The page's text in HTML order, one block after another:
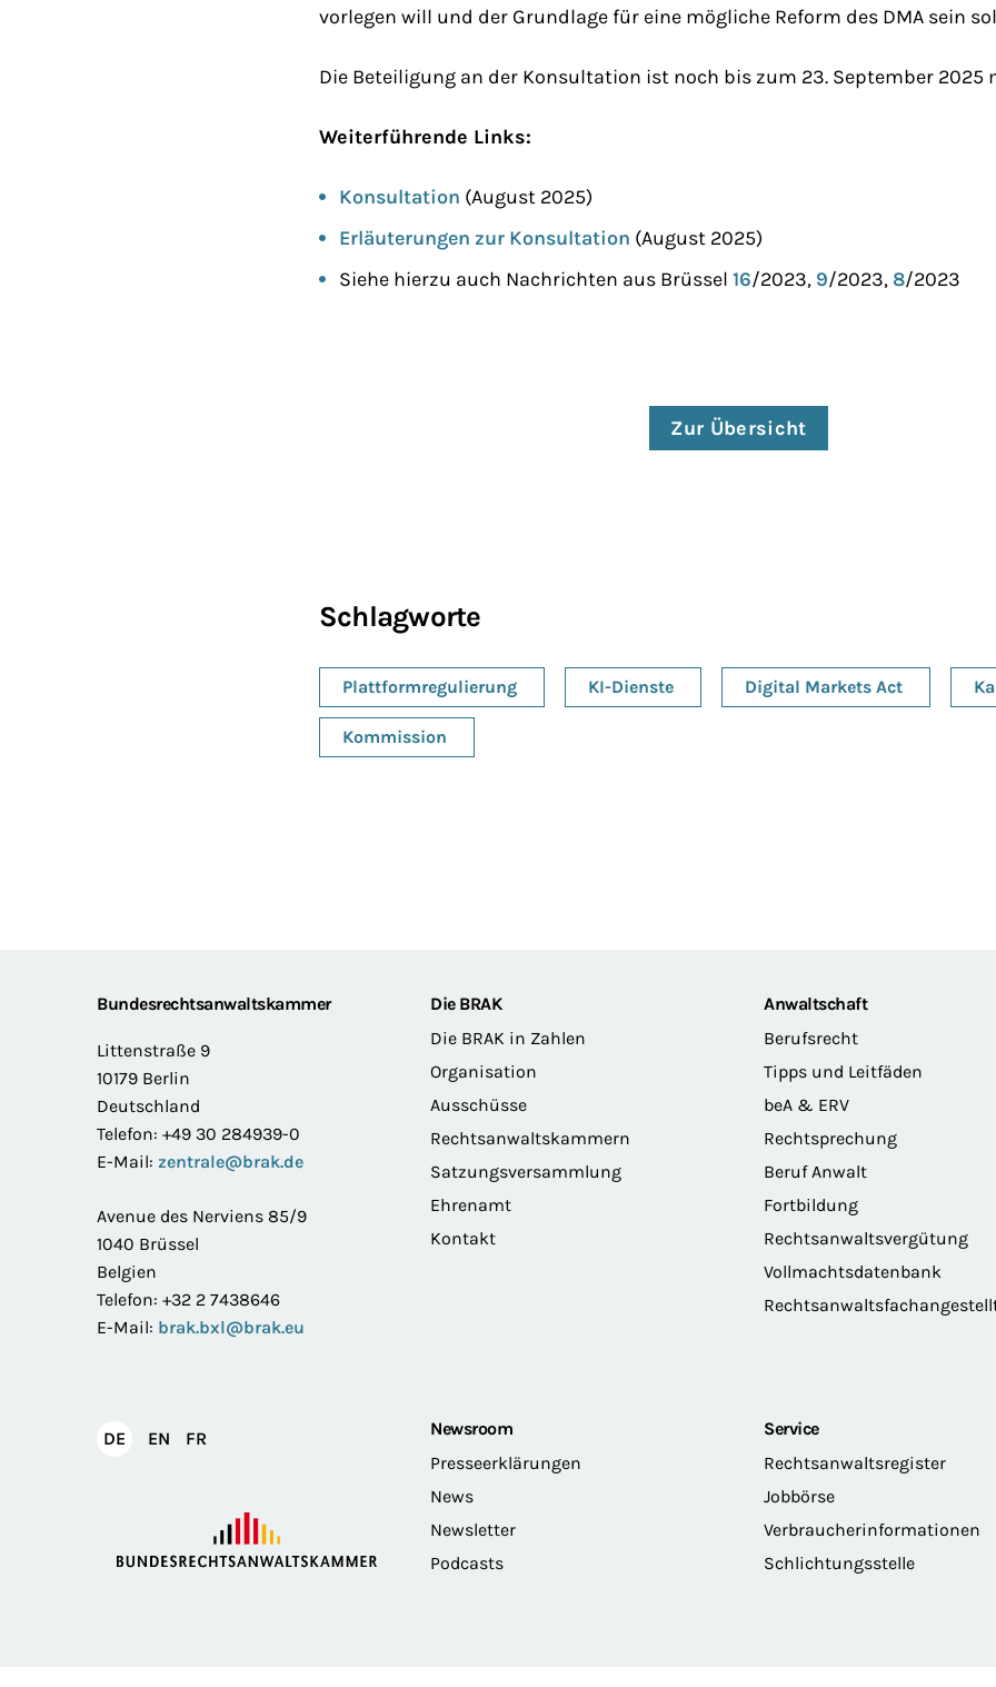
vorlegen will und der Grundlage für eine mögliche Reform des DMA sein
Die Beteiligung an der Konsultation ist noch bis zum 23. September 2025
Weiterführende Links:
Konsultation (August 2025)
Erläuterungen zur Konsultation (August 2025)
Siehe hierzu auch Nachrichten aus Brüssel 16/2023, 9/2023, 8/2023
Zur Übersicht
Schlagworte
Plattformregulierung KI-Dienste Digital Markets Act
Kommission
FooterBundesrechtsanwaltskammer
Littenstraße 9
10179 Berlin
Deutschland
Telefon: +49 30 284939-0
E-Mail: zentrale@brak.de
Avenue des Nerviens 85/9
1040 Brüssel
Belgien
Telefon: +32 2 7438646
E-Mail: brak.bxl@brak.eu
Die BRAK
Die BRAK in Zahlen
Organisation
Ausschüsse
Rechtsanwaltskammern
Satzungsversammlung
Ehrenamt
Kontakt
Anwaltschaft
Berufsrecht
Tipps und Leitfäden
beA & ERV
Rechtsprechung
Beruf Anwalt
Fortbildung
Rechtsanwaltsvergütung
Vollmachtsdatenbank
DEDeutsch
EN English
FR
Newsroom
Presseerklärungen
News
Newsletter
Podcasts
Service
Rechtsanwaltsregister
Jobbörse
Verbraucherinformationen
Schlichtungsstelle